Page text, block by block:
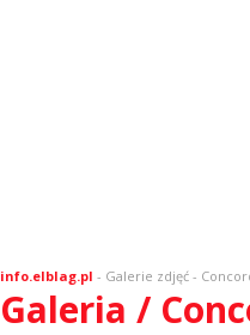
info.elblag.pl - Galerie zdjęć-
Galeria /